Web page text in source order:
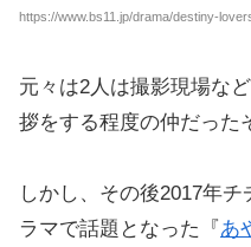
https://www.bs11.jp/drama/destiny-
元々は2人は撮影現場な
拶をする程度の仲だった
しかし、その後2017年
ラマで話題となった『 あ